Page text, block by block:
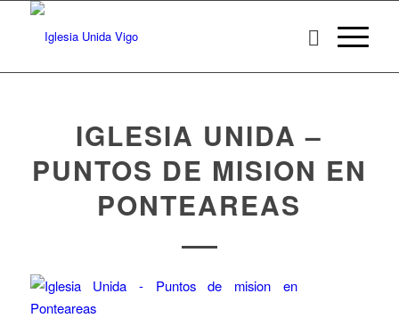
IGLESIA UNIDA –
PUNTOS DE MISION EN
PONTEAREAS